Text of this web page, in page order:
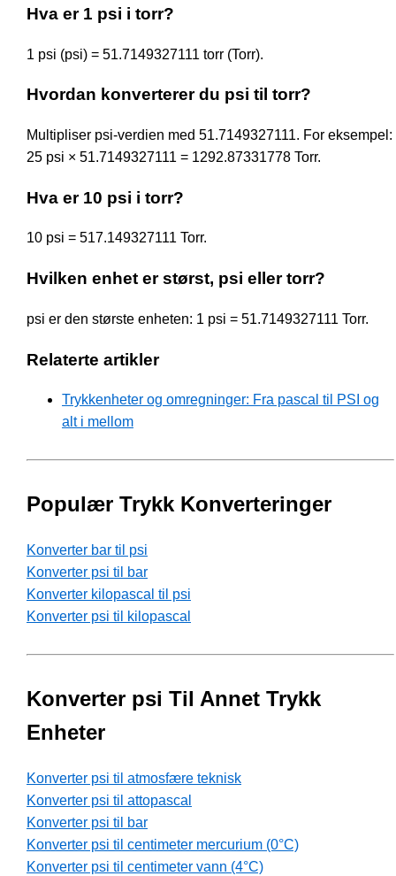
Hva er 1 psi i torr?
1 psi (psi) = 51.7149327111 torr (Torr).
Hvordan konverterer du psi til torr?
Multipliser psi-verdien med 51.7149327111. For eksempel:
25 psi × 51.7149327111 = 1292.87331778 Torr.
Hva er 10 psi i torr?
10 psi = 517.149327111 Torr.
Hvilken enhet er størst, psi eller torr?
psi er den største enheten: 1 psi = 51.7149327111 Torr.
Relaterte artikler
Trykkenheter og omregninger: Fra pascal til PSI og
alt i mellom
Populær Trykk Konverteringer
Konverter bar til psi
Konverter psi til bar
Konverter kilopascal til psi
Konverter psi til kilopascal
Konverter psi Til Annet Trykk
Enheter
Konverter psi til atmosfære teknisk
Konverter psi til attopascal
Konverter psi til bar
Konverter psi til centimeter mercurium (0°C)
Konverter psi til centimeter vann (4°C)